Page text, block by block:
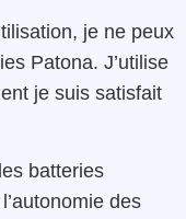
je ne peux
Patona. J’utilise
je suis satisfait
batteries
des